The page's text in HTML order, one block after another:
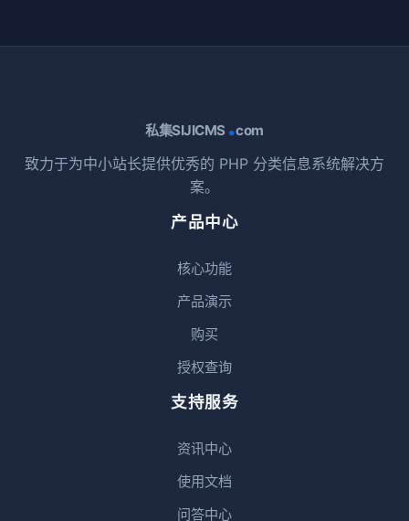
私集SIJICMS .com
致力于为中小站长提供优秀的 PHP 分类信息系统解决方
案。
产品中心
核心功能
产品演示
购买
授权查询
支持服务
资讯中心
使用文档
问答中心